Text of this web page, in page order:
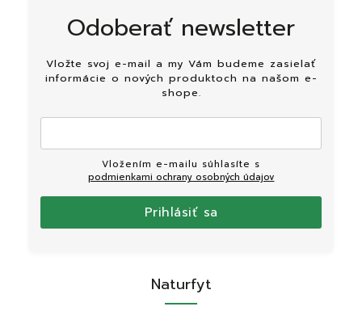
Odoberať newsletter
Vložte svoj e-mail a my Vám budeme zasielať
informácie o nových produktoch na našom e-
shope.
podmienkami ochrany osobných údajov
Prihlásiť sa
Naturfyt